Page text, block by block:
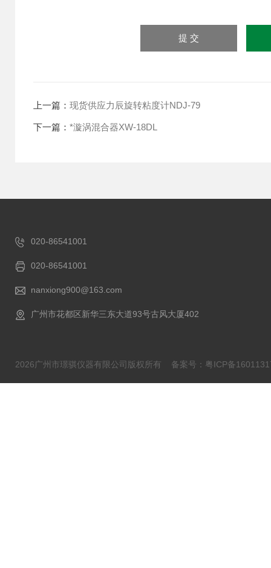
上一篇： 现货供应力辰旋转粘度计NDJ-79
下一篇： *漩涡混合器XW-18DL
020-86541001
020-86541001
nanxiong900@163.com
广州市花都区新华三东大道93号古风大厦402
2026广州市璟骐仪器有限公司版权所有 备案号：粤ICP备